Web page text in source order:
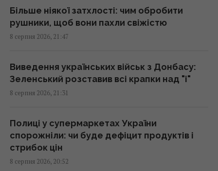
Як визначити бездушну людину: психологи
8 фраз, що видають соціопата
ЗСУ знищили комплекс РЕБ, призначений
для придушення Starlink, - OSINT
Відомий американський актор звернувся
до Путіна на тлі ударів по Україні
21:43 субота, 08 серпня 2026
Більше ніякої затхлості: чим обробити
рушники, щоб вони пахли свіжістю
8 серпня 2026, 21:47
Виведення українських військ з Донбасу:
Зеленський розставив всі крапки над "і"
8 серпня 2026, 21:31
Полиці у супермаркетах України
спорожніли: чи буде дефіцит продуктів і
стрибок цін
8 серпня 2026, 20:52